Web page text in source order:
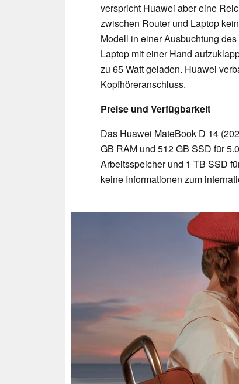
verspricht Huawei aber eine
zwischen Router und Laptop
Modell in einer Ausbuchtung
Laptop mit einer Hand
zu 65 Watt geladen. Huawei
Kopfhöreranschluss.
Preise und Verfügbarkeit
Das Huawei MateBook D 14
GB RAM und 512 GB SSD für
Arbeitsspeicher und 1 TB SSD
keine Informationen zum